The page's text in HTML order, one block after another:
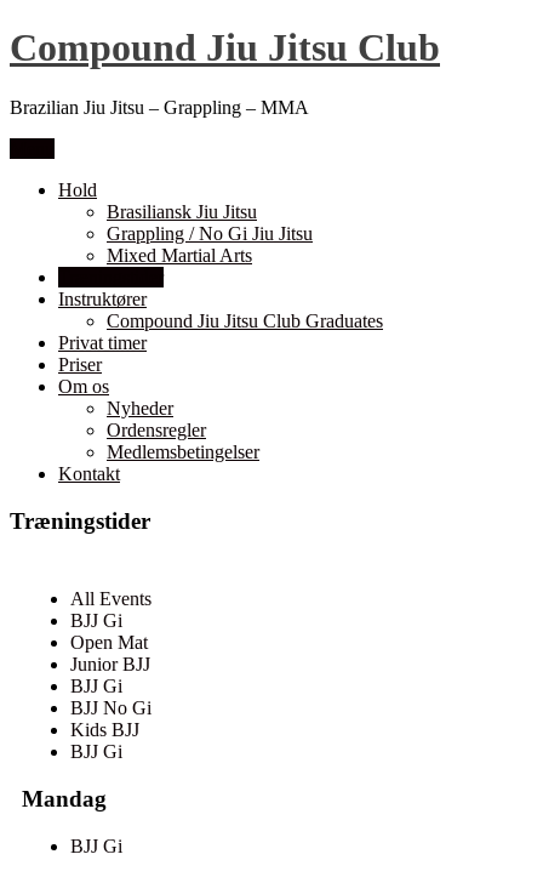
Compound Jiu Jitsu Club
Brazilian Jiu Jitsu – Grappling – MMA
Hold
Brasiliansk Jiu Jitsu
Grappling / No Gi Jiu Jitsu
Mixed Martial Arts
Instruktører
Compound Jiu Jitsu Club Graduates
Privat timer
Priser
Om os
Nyheder
Ordensregler
Medlemsbetingelser
Kontakt
Træningstider
All Events
BJJ Gi
Open Mat
Junior BJJ
BJJ Gi
BJJ No Gi
Kids BJJ
BJJ Gi
Mandag
BJJ Gi